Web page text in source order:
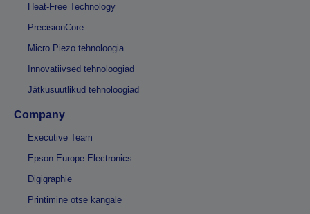
Heat-Free Technology
PrecisionCore
Micro Piezo tehnoloogia
Innovatiivsed tehnoloogiad
Jätkusuutlikud tehnoloogiad
Company
Executive Team
Epson Europe Electronics
Digigraphie
Printimine otse kangale